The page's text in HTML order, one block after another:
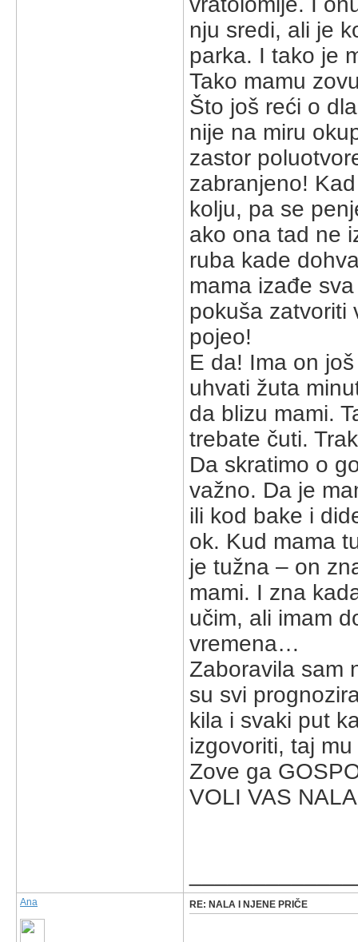
nju sredi, ali je
parka. I tako je
Tako mamu
Što još reći o
nije na miru
zastor
zabranjeno!
kolju, pa se
ako ona tad ne
ruba kade
mama izađe
pokuša zatvoriti
pojeo!
E da! Ima on
uhvati žuta
da blizu mami.
trebate čuti.
Da skratimo o
važno. Da je
ili kod bake i
ok. Kud mama
je tužna – on
mami. I zna
učim, ali imam
vremena…
Zaboravila sam
su svi
kila i svaki put
izgovoriti, taj
Zove ga
VOLI VAS NALA
Ana RE: NALA I NJENE PRIČE